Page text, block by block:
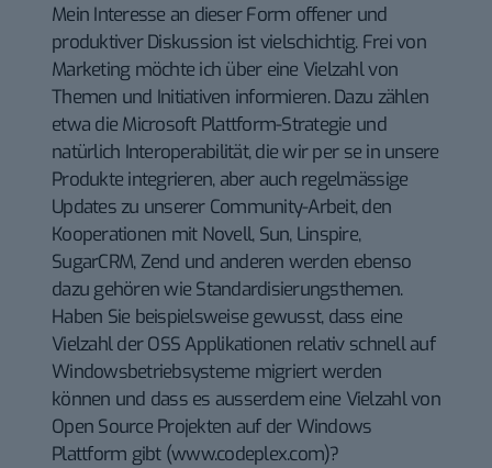
Mein Interesse an dieser Form offener und
produktiver Diskussion ist vielschichtig. Frei von
Marketing möchte ich über eine Vielzahl von
Themen und Initiativen informieren. Dazu zählen
etwa die Microsoft Plattform-Strategie und
natürlich Interoperabilität, die wir per se in unsere
Produkte integrieren, aber auch regelmässige
Updates zu unserer Community-Arbeit, den
Kooperationen mit Novell, Sun, Linspire,
SugarCRM, Zend und anderen werden ebenso
dazu gehören wie Standardisierungsthemen.
Haben Sie beispielsweise gewusst, dass eine
Vielzahl der OSS Applikationen relativ schnell auf
Windowsbetriebsysteme migriert werden
können und dass es ausserdem eine Vielzahl von
Open Source Projekten auf der Windows
Plattform gibt (www.codeplex.com)?